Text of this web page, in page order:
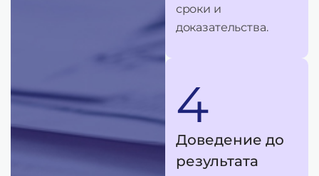
сроки и
доказательства.
4
Доведение до
результата